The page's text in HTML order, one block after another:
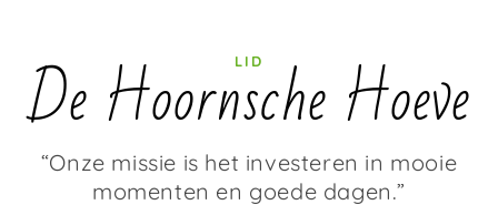
LID
De Hoornsche Hoeve
“Onze missie is het investeren in mooie
momenten en goede dagen.”